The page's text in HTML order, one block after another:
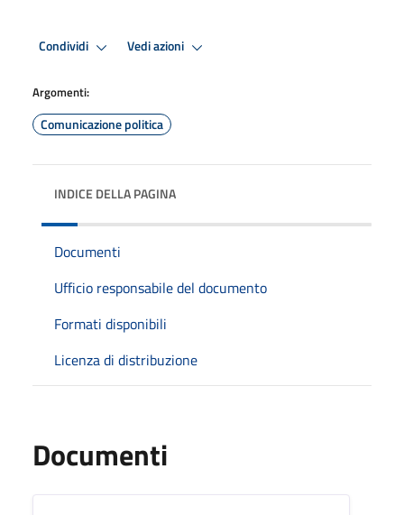
Condividi Vedi azioni
Argomenti:
Comunicazione politica
INDICE DELLA PAGINA
Documenti
Ufficio responsabile del documento
Formati disponibili
Licenza di distribuzione
Documenti